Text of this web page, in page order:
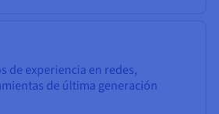
de experiencia en redes,
de última generación